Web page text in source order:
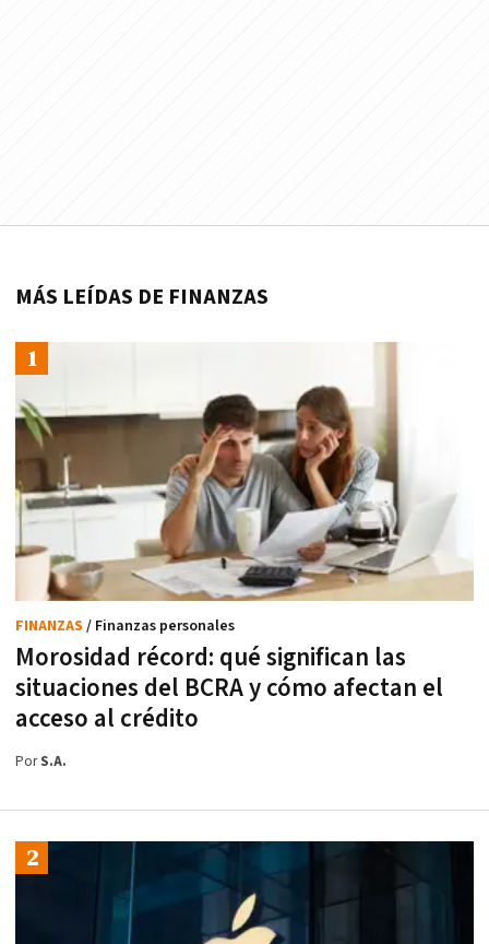
MÁS LEÍDAS DE FINANZAS
Morosidad récord: qué significan las
situaciones del BCRA y cómo afectan el
acceso al crédito
FINANZAS / Finanzas personales
PorS.A.